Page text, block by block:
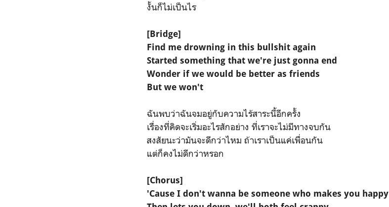
งั้นก็ไม่เป็นไร
[Bridge]
Find me drowning in this bullshit again
Started something that we're just gonna end
Wonder if we would be better as friends
But we won't
ฉันพบว่าฉันจมอยู่กับความไร้สาระนี้อีกครั้ง
เรื่องที่คิดจะเริ่มอะไรสักอย่าง ที่เราจะไม่มีทางจบกัน
สงสัยนะว่ามันจะดีกว่าไหม ถ้าเราเป็นแค่เพื่อนกัน
แต่ก็คงไม่ดีกว่าหรอก
[Chorus]
'Cause I don't wanna be someone who makes you happy